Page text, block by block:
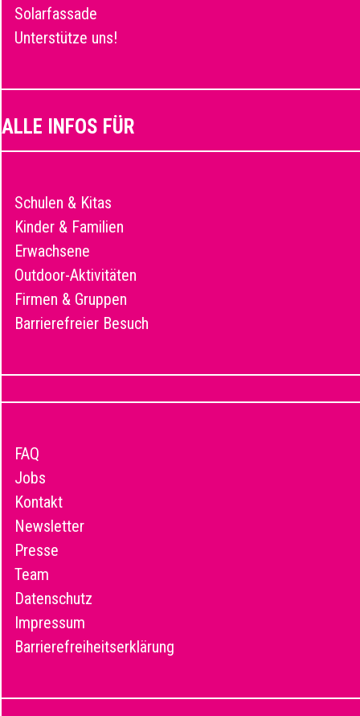
Solarfassade
Unterstütze uns!
ALLE INFOS FÜR
Schulen & Kitas
Kinder & Familien
Erwachsene
Outdoor-Aktivitäten
Firmen & Gruppen
Barrierefreier Besuch
FAQ
Jobs
Kontakt
Newsletter
Presse
Team
Datenschutz
Impressum
Barrierefreiheitserklärung